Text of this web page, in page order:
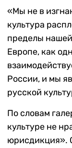
«Мы не в
культура
пределы
Европе, как
России, и мы
русской
По словам
культуре не
юрисдикция».